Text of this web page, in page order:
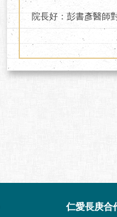
院長好：彭書彥醫師
仁愛長庚合